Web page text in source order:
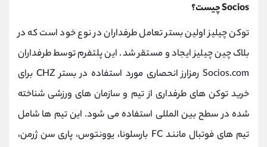
Sociosچیست؟
توکن چیلیز اولین بستر تعامل طرفداران در نوع خود است که در
بلاک چین چیلیز ایجاد و مستقر شد. این پلتفرم توسط طرفداران
Socios.com رمزارز انحصاری مورد استفاده در بستر CHZ برای
خرید توکن های طرفداری از تیم و سازمان های ورزشی شناخته
شده در سطح بین المللی استفاده می شود. این تیم ها شامل
تیم های فوتبال مانند FC بارسلونا، یوونتوس، پاری سن ژرمن،